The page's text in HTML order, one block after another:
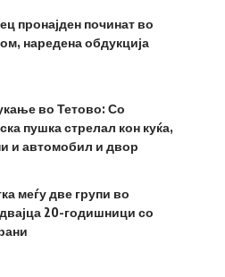
пронајден починат во
наредена обдукција
во Тетово: Со
пушка стрелал кон куќа,
и автомобил и двор
меѓу две групи во
20-годишници со